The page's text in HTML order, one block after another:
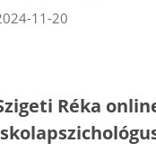
11-20
Réka